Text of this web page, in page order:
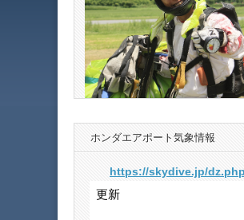
ホンダエアポート気象情報
https://skydive.jp/dz.php